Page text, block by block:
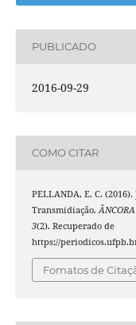
PUBLICADO
2016-09-29
COMO CITAR
PELLANDA, E. C.
Transmidiação.
3(2). Recuperado de
https://
Fomatos de